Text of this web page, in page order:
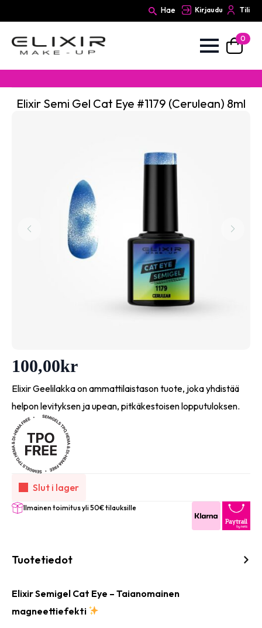
Hae Kirjaudu Tili
0
Elixir Semi Gel Cat Eye #1179 (Cerulean) 8ml
100,00kr
Elixir Geelilakka on ammattilaistason tuote, joka yhdistää
helpon levityksen ja upean, pitkäkestoisen lopputuloksen.
Slut i lager
Ilmainen toimitus yli 50€ tilauksille
Tuotetiedot
Elixir Semigel Cat Eye – Taianomainen
magneettiefekti